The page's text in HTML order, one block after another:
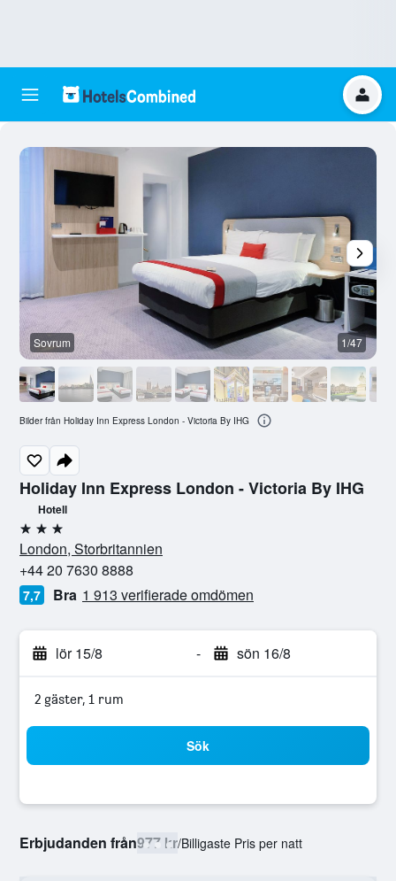
Holiday Inn Express London - Victoria By IHG
Hotell
3 stjärnor
London, Storbritannien
+44 20 7630 8888
7,7 Bra 1 913 verifierade omdömen
lör 15/8 - sön 16/8
2 gäster, 1 rum
Sök
Erbjudanden från977 kr/Billigaste Pris per natt
Sovrum 1/47
Bilder från Holiday Inn Express London - Victoria By IHG